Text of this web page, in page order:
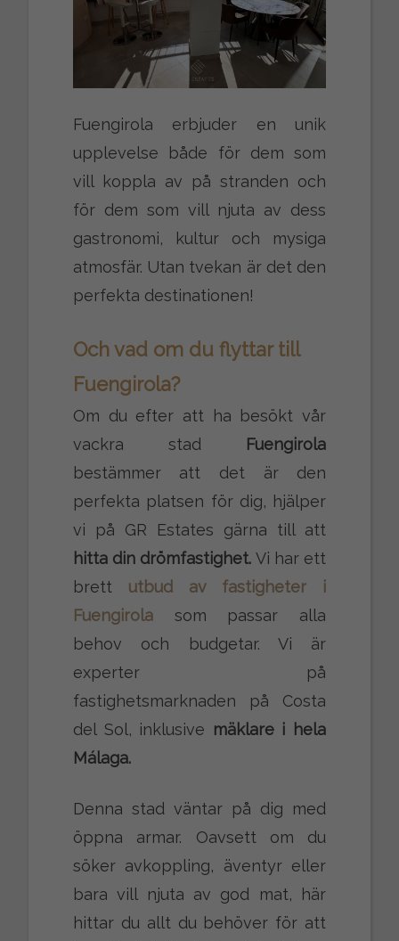
Fuengirola erbjuder en unik
upplevelse både för dem som
vill koppla av på stranden och
för dem som vill njuta av dess
gastronomi, kultur och mysiga
atmosfär. Utan tvekan är det den
perfekta destinationen!
Och vad om du flyttar till
Fuengirola?
Om du efter att ha besökt vår
vackra stad
Fuengirola
bestämmer att det är den
perfekta platsen för dig, hjälper
vi på GR Estates gärna till att
hitta din drömfastighet. Vi har ett
brett utbud av fastigheter i
Fuengirolasom passar alla
behov och budgetar. Vi är
experter på
fastighetsmarknaden på Costa
del Sol, inklusive mäklare i hela
Málaga.
Denna stad väntar på dig med
öppna armar. Oavsett om du
söker avkoppling, äventyr eller
bara vill njuta av god mat, här
hittar du allt du behöver för att